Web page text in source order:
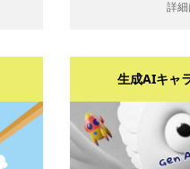
詳
生成AIキャ